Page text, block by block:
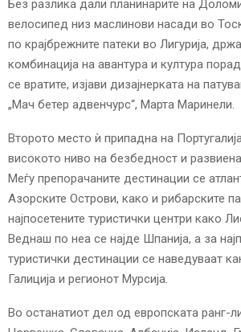
Без разлика дали планинарите на
велосипед низ маслинови насади во
по крајбрежните патеки во Лигурија,
комбинација на авантура и култура
се вратите, изјави дизајнерката на
„Мач бетер адвенчурс“, Марта Маринели.
Второто место ѝ припадна на
високото ниво на безбедност и
Меѓу препорачаните дестинации се
Азорските Острови, како и рибарските
најпосетените туристички центри како
Веднаш по неа се најде Шпанија, а за
туристички дестинации се наведуваат
Галиција и регионот Мурсија.
Во останатиот дел од европската ранг-